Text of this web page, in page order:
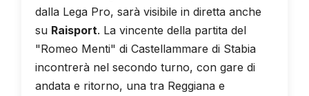
dalla Lega Pro, sarà visibile in diretta anche
su Raisport. La vincente della partita del
"Romeo Menti" di Castellammare di Stabia
incontrerà nel secondo turno, con gare di
andata e ritorno, una tra Reggiana e